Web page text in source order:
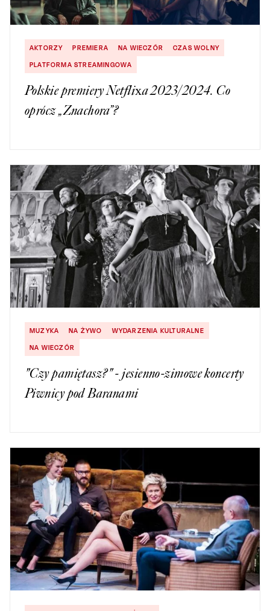
AKTORZY PREMIERA NA WIECZÓR
CZAS WOLNY
PLATFORMA STREAMINGOWA
Polskie premiery Netflixa 2023/2024. Co
oprócz „Znachora”?
MUZYKA NA ŻYWO
WYDARZENIA KULTURALNE
NA WIECZÓR
"Czy pamiętasz?" - jesienno-zimowe koncerty
Piwnicy pod Baranami